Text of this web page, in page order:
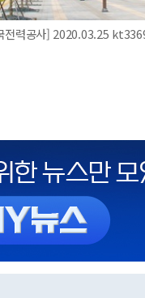
전력공사] 2020.03.25